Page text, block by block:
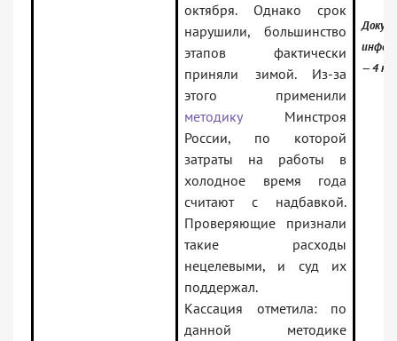
октября. Однако срок
нарушили, большинство
этапов фактически
приняли зимой. Из-за
этого применили
методикуМинстроя
России, по которой
затраты на работы в
холодное время года
считают с надбавкой.
Проверяющие признали
такие расходы
нецелевыми, и суд их
поддержал.
Кассация отметила: по
данной методике
— 4